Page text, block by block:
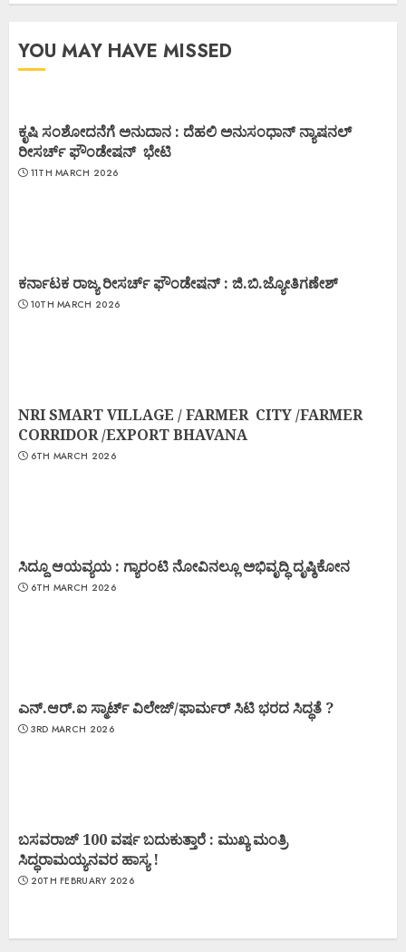
YOU MAY HAVE MISSED
ಕೃಷಿ ಸಂಶೋದನೆಗೆ ಅನುದಾನ : ದೆಹಲಿ ಅನುಸಂಧಾನ್ ನ್ಯಾಷನಲ್
ರೀಸರ್ಚ್ ಫೌಂಡೇಷನ್ ಭೇಟಿ
11TH MARCH 2026
ಕರ್ನಾಟಕ ರಾಜ್ಯ ರೀಸರ್ಚ್ ಫೌಂಡೇಷನ್ : ಜಿ.ಬಿ.ಜ್ಯೋತಿಗಣೇಶ್
10TH MARCH 2026
NRI SMART VILLAGE / FARMER CITY /FARMER
CORRIDOR /EXPORT BHAVANA
6TH MARCH 2026
ಸಿದ್ದೂ ಆಯವ್ಯಯ : ಗ್ಯಾರಂಟಿ ನೋವಿನಲ್ಲೂ ಅಭಿವೃದ್ಧಿ ದೃಷ್ಠಿಕೋನ
6TH MARCH 2026
ಎನ್.ಆರ್.ಐ ಸ್ಮಾರ್ಟ್ ವಿಲೇಜ್/ಫಾರ್ಮರ್ ಸಿಟಿ ಭರದ ಸಿದ್ಧತೆ ?
3RD MARCH 2026
ಬಸವರಾಜ್ 100 ವರ್ಷ ಬದುಕುತ್ತಾರೆ : ಮುಖ್ಯ ಮಂತ್ರಿ
ಸಿದ್ಧರಾಮಯ್ಯನವರ ಹಾಸ್ಯ !
20TH FEBRUARY 2026